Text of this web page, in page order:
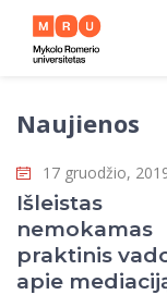
Apie
Apie
Naujienos
17 gruodžio,
Išleistas
nemokamas
praktinis
apie